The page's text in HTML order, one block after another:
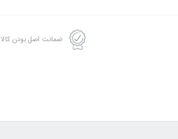
ضمانت اصل بودن کالا